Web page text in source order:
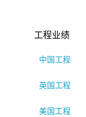
工程业绩
中国工程
英国工程
美国工程